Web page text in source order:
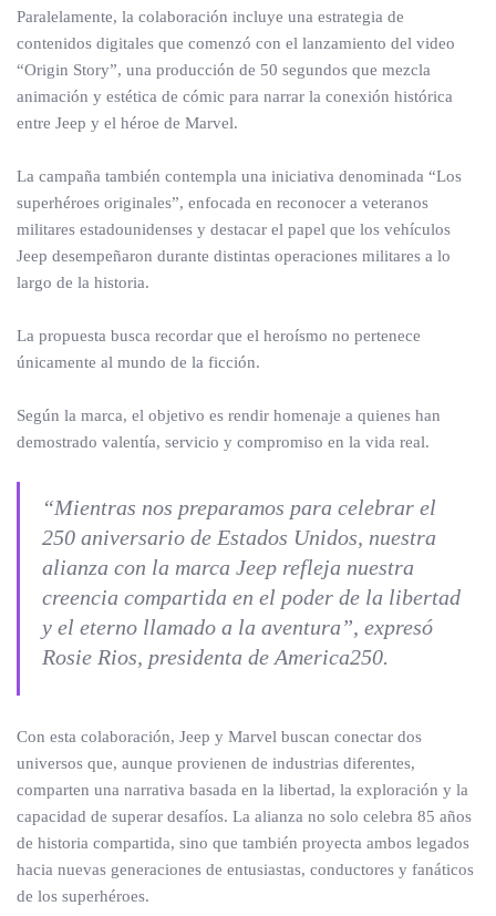
Paralelamente, la colaboración incluye una estrategia de
contenidos digitales que comenzó con el lanzamiento del video
“Origin Story”, una producción de 50 segundos que mezcla
animación y estética de cómic para narrar la conexión histórica
entre Jeep y el héroe de Marvel.
La campaña también contempla una iniciativa denominada “Los
superhéroes originales”, enfocada en reconocer a veteranos
militares estadounidenses y destacar el papel que los vehículos
Jeep desempeñaron durante distintas operaciones militares a lo
largo de la historia.
La propuesta busca recordar que el heroísmo no pertenece
únicamente al mundo de la ficción.
Según la marca, el objetivo es rendir homenaje a quienes han
demostrado valentía, servicio y compromiso en la vida real.
“Mientras nos preparamos para celebrar el
250 aniversario de Estados Unidos, nuestra
alianza con la marca Jeep refleja nuestra
creencia compartida en el poder de la libertad
y el eterno llamado a la aventura”, expresó
Rosie Rios, presidenta de America250.
Con esta colaboración, Jeep y Marvel buscan conectar dos
universos que, aunque provienen de industrias diferentes,
comparten una narrativa basada en la libertad, la exploración y la
capacidad de superar desafíos. La alianza no solo celebra 85 años
de historia compartida, sino que también proyecta ambos legados
hacia nuevas generaciones de entusiastas, conductores y fanáticos
de los superhéroes.